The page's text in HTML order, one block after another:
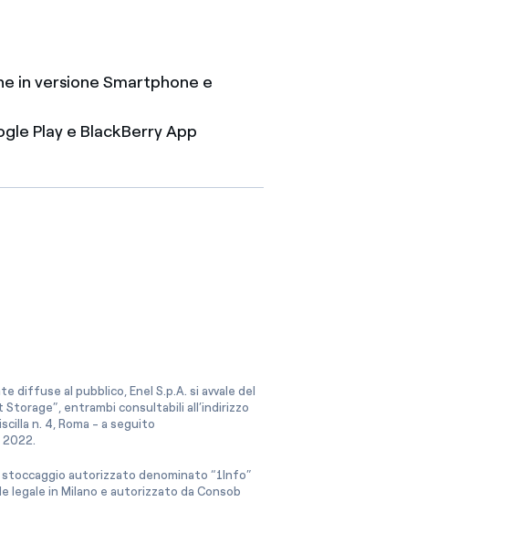
in versione Smartphone e
Play e BlackBerry App
al pubblico, Enel S.p.A. si avvale del
entrambi consultabili all’indirizzo
n. 4, Roma - a seguito
stoccaggio autorizzato denominato “1Info”
legale in Milano e autorizzato da Consob